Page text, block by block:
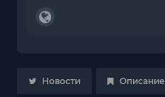
Новости Описание